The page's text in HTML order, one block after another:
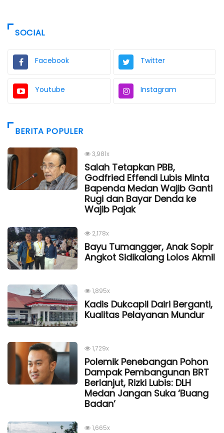
SOCIAL
Facebook Twitter
Youtube Instagram
BERITA POPULER
3,981x
Salah Tetapkan PBB,
Godfried Effendi Lubis Minta
Bapenda Medan Wajib Ganti
Rugi dan Bayar Denda ke
Wajib Pajak
2,178x
Bayu Tumangger, Anak Sopir
Angkot Sidikalang Lolos Akmil
1,895x
Kadis Dukcapil Dairi Berganti,
Kualitas Pelayanan Mundur
1,729x
Polemik Penebangan Pohon
Dampak Pembangunan BRT
Berlanjut, Rizki Lubis: DLH
Medan Jangan Suka ‘Buang
Badan’
1,665x